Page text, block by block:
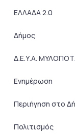
ΕΛΛΑΔΑ 2.0
Δήμος
Δ.Ε.Υ.Α.
Ενημέρωση
Περιήγηση στο
Πολιτισμός